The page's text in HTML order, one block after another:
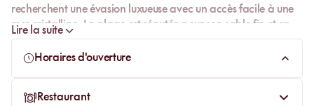
recherchent uneévasion luxueuseavec un accès facile à une
mer cristalline . La plage est réputée pour son sable fin et sa
vue imprenablesur la mer, offrant une expérience inoubliable
à ses visiteurs.
Lire la suite
Horaires d'ouverture
Restaurant